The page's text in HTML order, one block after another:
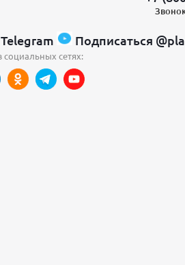
Подписаться
сетях: